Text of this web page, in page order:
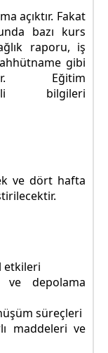
açıktır. Fakat
bazı kurs
raporu, iş
gibi
Eğitim
bilgileri
ve dört hafta
etkileri
depolama
süreçleri
maddeleri ve